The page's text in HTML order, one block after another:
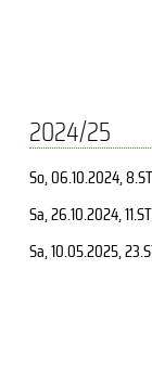
2024/25
So, 06.10.2024, 8.ST
Sa, 26.10.2024, 11.ST
Sa, 10.05.2025,